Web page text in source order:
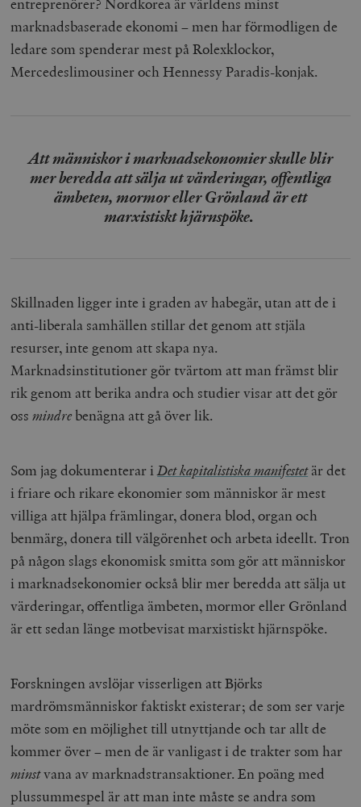
entreprenörer? Nordkorea är världens minst
marknadsbaserade ekonomi – men har förmodligen de
ledare som spenderar mest på Rolexklockor,
Mercedeslimousiner och Hennessy Paradis-konjak.
Att människor i marknadsekonomier skulle blir
mer beredda att sälja ut värderingar, offentliga
ämbeten, mormor eller Grönland är ett
marxistiskt hjärnspöke.
Skillnaden ligger inte i graden av habegär, utan att de i
anti-liberala samhällen stillar det genom att stjäla
resurser, inte genom att skapa nya.
Marknadsinstitutioner gör tvärtom att man främst blir
rik genom att berika andra och studier visar att det gör
ossmindre benägna att gå över lik.
Som jag dokumenterar iDet kapitalistiska manifestetär det
i friare och rikare ekonomier som människor är mest
villiga att hjälpa främlingar, donera blod, organ och
benmärg, donera till välgörenhet och arbeta ideellt. Tron
på någon slags ekonomisk smitta som gör att människor
i marknadsekonomier också blir mer beredda att sälja ut
värderingar, offentliga ämbeten, mormor eller Grönland
är ett sedan länge motbevisat marxistiskt hjärnspöke.
Forskningen avslöjar visserligen att Björks
mardrömsmänniskor faktiskt existerar; de som ser varje
möte som en möjlighet till utnyttjande och tar allt de
kommer över – men de är vanligast i de trakter som har
minstvana av marknadstransaktioner. En poäng med
plussummespel är att man inte måste se andra som